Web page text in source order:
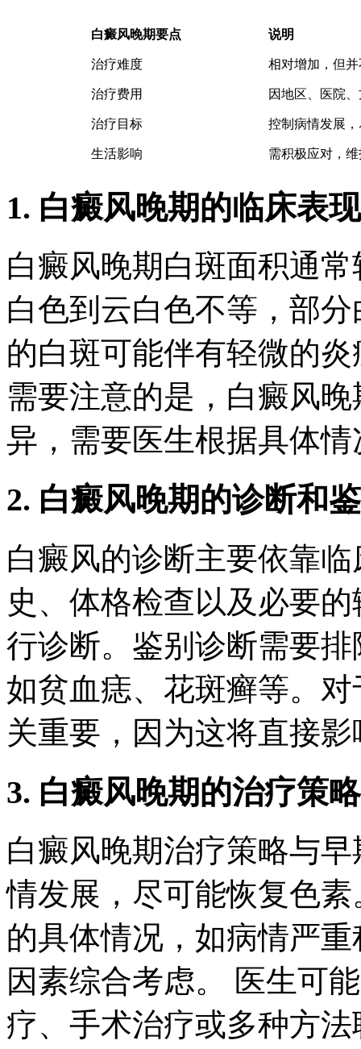
白癜风晚期要点 说明
治疗难度 相对增加，但
治疗费用 因地区、医院
治疗目标 控制病情发展
生活影响 需积极应对，
1. 白癜风晚期的临床表现
白癜风晚期白斑面积通
白色到云白色不等，部
的白斑可能伴有轻微的
需要注意的是，白癜风
异，需要医生根据具体
2. 白癜风晚期的诊断和
白癜风的诊断主要依靠
史、体格检查以及必要
行诊断。鉴别诊断需要
如贫血痣、花斑癣等。
关重要，因为这将直接
3. 白癜风晚期的治疗策略
白癜风晚期治疗策略与
情发展，尽可能恢复色
的具体情况，如病情严
因素综合考虑。 医生可
疗、手术治疗或多种方